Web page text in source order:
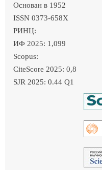
Основан в 1952
ISSN 0373-658X
РИНЦ:
ИФ 2025: 1,099
Scopus:
CiteScore 2025: 0,8
SJR 2025: 0.44 Q1